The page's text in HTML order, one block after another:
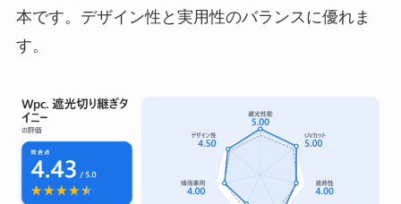
本です。デザイン性と実用性のバランスに優れま
す。